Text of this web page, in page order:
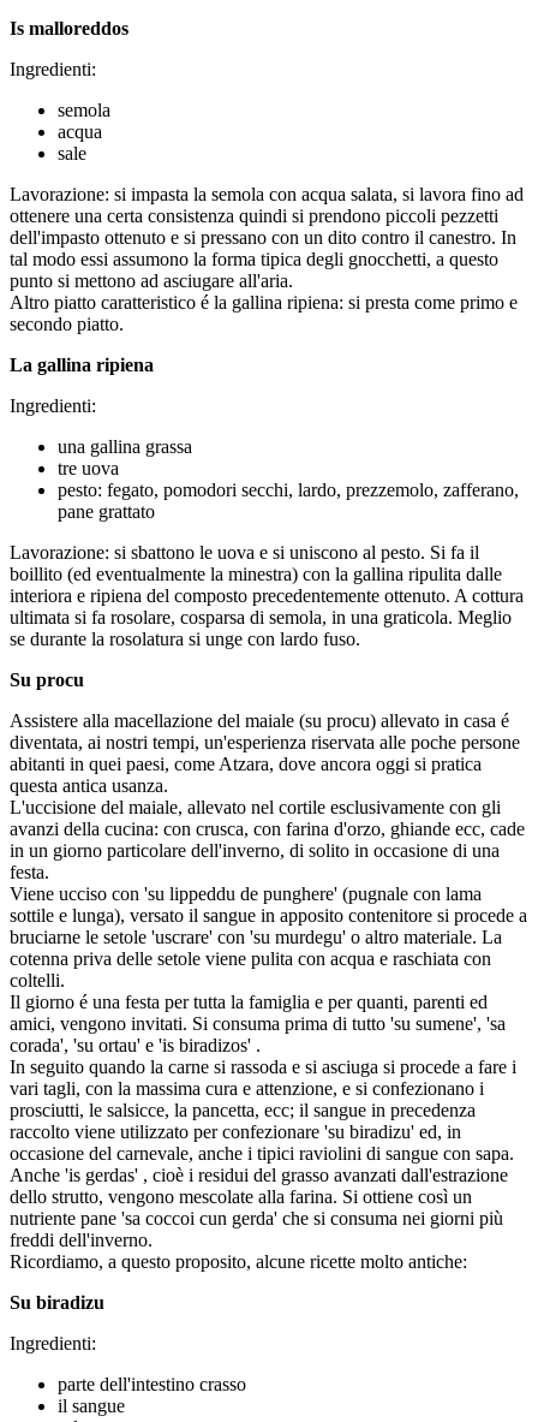
Is malloreddos
Ingredienti:
semola
acqua
sale
Lavorazione: si impasta la semola con acqua salata, si lavora fino ad
ottenere una certa consistenza quindi si prendono piccoli pezzetti
dell'impasto ottenuto e si pressano con un dito contro il canestro. In
tal modo essi assumono la forma tipica degli gnocchetti, a questo
punto si mettono ad asciugare all'aria.
Altro piatto caratteristico é la gallina ripiena: si presta come primo e
secondo piatto.
La gallina ripiena
Ingredienti:
una gallina grassa
tre uova
pesto: fegato, pomodori secchi, lardo, prezzemolo, zafferano,
pane grattato
Lavorazione: si sbattono le uova e si uniscono al pesto. Si fa il
boillito (ed eventualmente la minestra) con la gallina ripulita dalle
interiora e ripiena del composto precedentemente ottenuto. A cottura
ultimata si fa rosolare, cosparsa di semola, in una graticola. Meglio
se durante la rosolatura si unge con lardo fuso.
Su procu
Assistere alla macellazione del maiale (su procu) allevato in casa é
diventata, ai nostri tempi, un'esperienza riservata alle poche persone
abitanti in quei paesi, come Atzara, dove ancora oggi si pratica
questa antica usanza.
L'uccisione del maiale, allevato nel cortile esclusivamente con gli
avanzi della cucina: con crusca, con farina d'orzo, ghiande ecc, cade
in un giorno particolare dell'inverno, di solito in occasione di una
festa.
Viene ucciso con 'su lippeddu de punghere' (pugnale con lama
sottile e lunga), versato il sangue in apposito contenitore si procede a
bruciarne le setole 'uscrare' con 'su murdegu' o altro materiale. La
cotenna priva delle setole viene pulita con acqua e raschiata con
coltelli.
Il giorno é una festa per tutta la famiglia e per quanti, parenti ed
amici, vengono invitati. Si consuma prima di tutto 'su sumene', 'sa
corada', 'su ortau' e 'is biradizos' .
In seguito quando la carne si rassoda e si asciuga si procede a fare i
vari tagli, con la massima cura e attenzione, e si confezionano i
prosciutti, le salsicce, la pancetta, ecc; il sangue in precedenza
raccolto viene utilizzato per confezionare 'su biradizu' ed, in
occasione del carnevale, anche i tipici raviolini di sangue con sapa.
Anche 'is gerdas' , cioè i residui del grasso avanzati dall'estrazione
dello strutto, vengono mescolate alla farina. Si ottiene così un
nutriente pane 'sa coccoi cun gerda' che si consuma nei giorni più
freddi dell'inverno.
Ricordiamo, a questo proposito, alcune ricette molto antiche:
Su biradizu
Ingredienti:
parte dell'intestino crasso
il sangue